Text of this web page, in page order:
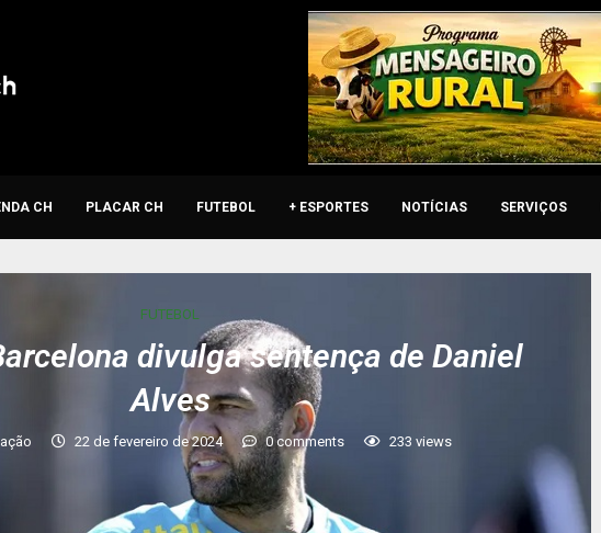
CH PLACAR CH FUTEBOL + ESPORTES NOTÍCIAS SERVIÇOS
FUTEBOL
divulga sentença de Daniel
Alves
22 de fevereiro de 2024 0 comments 233 views